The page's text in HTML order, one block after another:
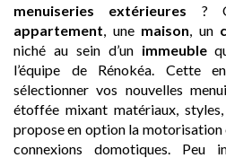
menuiseries extérieures ?
appartement , une maison , un
niché au sein d’un immeuble
l’équipe de Rénokéa. Cette
sélectionner vos nouvelles
étoffée mixant matériaux,
propose en option la motorisation
connexions domotiques. Peu